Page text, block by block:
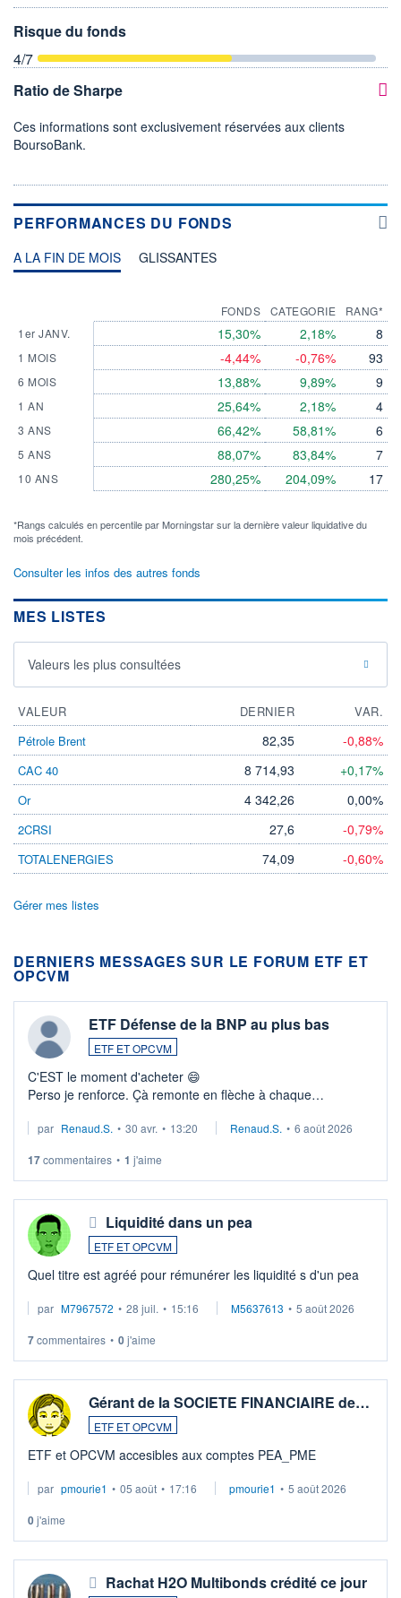
Risque du fonds
4/7
Ratio de Sharpe
Ces informations sont exclusivement réservées aux clients
BoursoBank.
PERFORMANCES DU FONDS
A LA FIN DE MOIS GLISSANTES
1er JANV.
1 MOIS
6 MOIS
1 AN
3 ANS
5 ANS
10 ANS
FONDS
15,30%
-4,44%
13,88%
25,64%
66,42%
88,07%
280,25%
CATEGORIE
2,18%
-0,76%
9,89%
2,18%
58,81%
83,84%
204,09%
RANG*
8
93
9
4
6
7
17
*Rangs calculés en percentile par Morningstar sur la dernière valeur liquidative du
mois précédent.
Consulter les infos des autres fonds
MES LISTES
Valeurs les plus consultées
VALEUR DERNIER
VAR.
Pétrole Brent
82,35 -0,88%
CAC 40 8 714,93 +0,17%
Or 4 342,26 0,00%
2CRSI 27,6 -0,79%
TOTALENERGIES 74,09 -0,60%
Gérer mes listes
DERNIERS MESSAGES SUR LE FORUM ETF ET
OPCVM
ETF Défense de la BNP au plus bas
ETF ET OPCVM
C'EST le moment d'acheter 😄​
Perso je renforce. Çà remonte en flèche à chaque
Investissement long terme tip top pour sa retraite.
par Renaud.S. • 30 avr. • 13:20 Renaud.S. • 6 août 2026
17commentaires • 1 j'aime
Liquidité dans un pea
ETF ET OPCVM
Quel titre est agréé pour rémunérer les liquidité s d'un pea
par M7967572 • 28 juil. • 15:16 M5637613 • 5 août 2026
7commentaires • 0j'aime
Gérant de la SOCIETE FINANCIAIRE de…
ETF ET OPCVM
ETF et OPCVM accesibles aux comptes PEA_PME
par pmourie1 • 05 août • 17:16 pmourie1 • 5 août 2026
0j'aime
Rachat H2O Multibonds crédité ce jour